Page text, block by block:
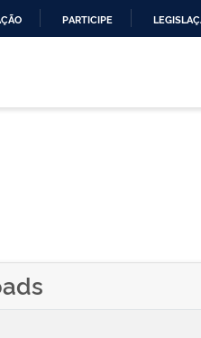
PARTICIPE